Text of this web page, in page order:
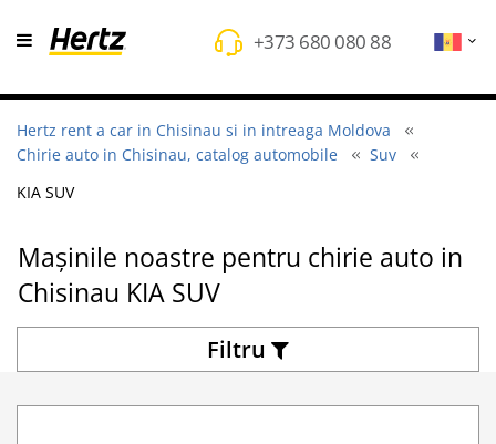
+373 680 080 88
Hertz rent a car in Chisinau si in intreaga Moldova
Chirie auto in Chisinau, catalog automobile
Suv
KIA SUV
Mașinile noastre pentru chirie auto in
Chisinau KIA SUV
Filtru